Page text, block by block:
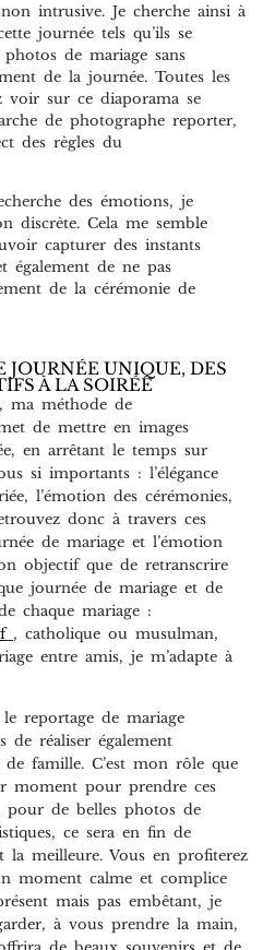
intrusive. Je cherche ainsi à
journée tels qu’ils se
de mariage sans
de la journée. Toutes les
voir sur ce diaporama se
de photographe reporter,
des règles du
des émotions, je
discrète. Cela me semble
capturer des instants
également de ne pas
de la cérémonie de
JOURNÉE UNIQUE, DES
À LA SOIRÉE
ma méthode de
de mettre en images
en arrêtant le temps sur
si importants : l’élégance
l’émotion des cérémonies,
donc à travers ces
de mariage et l’émotion
objectif que de retranscrire
journée de mariage et de
chaque mariage :
, catholique ou musulman,
entre amis, je m’adapte à
reportage de mariage
de réaliser également
de famille. C’est mon rôle que
moment pour prendre ces
pour de belles photos de
ce sera en fin de
la meilleure. Vous en profiterez
moment calme et complice
mais pas embêtant, je
à vous prendre la main,